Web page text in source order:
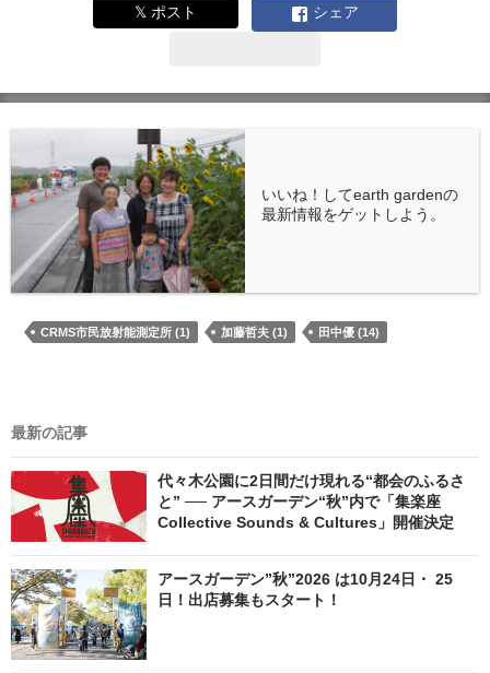
𝕏 ポスト シェア
いいね！してearth gardenの
最新情報をゲットしよう。
CRMS市民放射能測定所 (1) 加藤哲夫 (1) 田中優 (14)
最新の記事
代々木公園に2日間だけ現れる“都会のふるさ
と” ── アースガーデン“秋”内で「集楽座
Collective Sounds & Cultures」開催決定
アースガーデン”秋”2026 は10月24日・ 25
日！出店募集もスタート！